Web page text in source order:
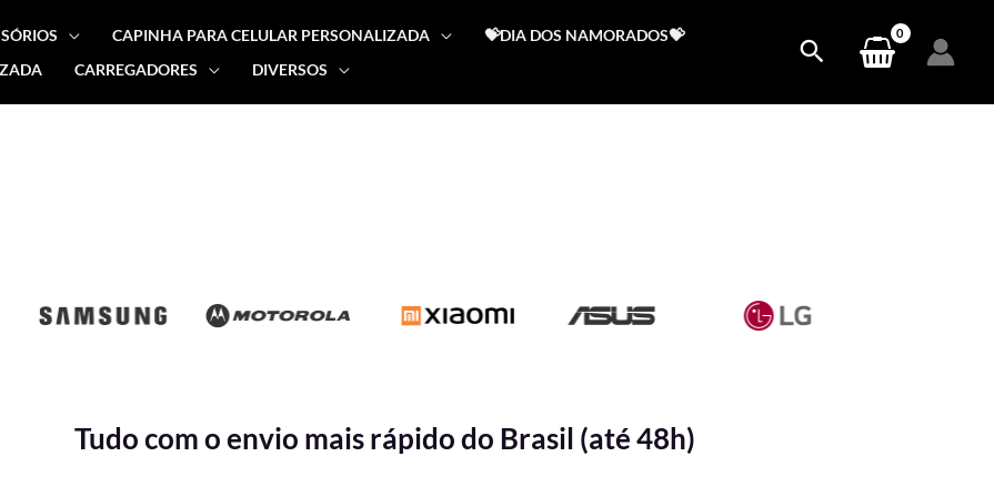
CAPINHA PARA CELULAR PERSONALIZADA
💝DIA DOS NAMORADOS💝
CARREGADORES DIVERSOS
Tudo com o envio mais rápido do Brasil (até 48h)